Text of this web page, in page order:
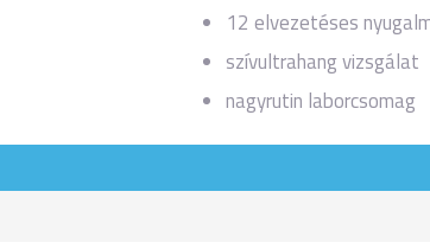
12 elvezetéses
szívultrahang vizsgálat
nagyrutin laborcsomag